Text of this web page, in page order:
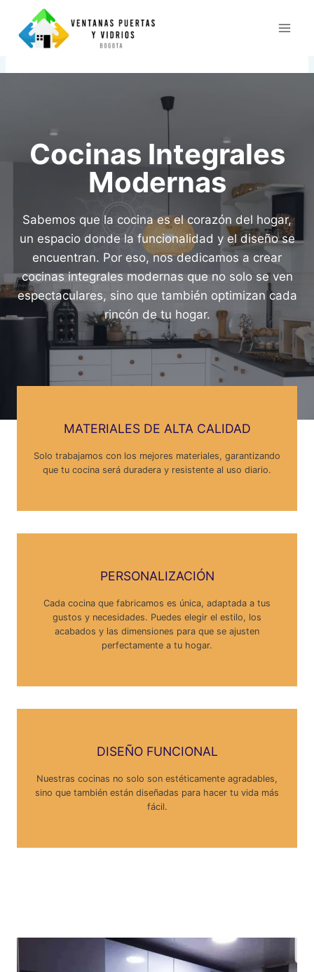
contenido
Cocinas Integrales
Modernas
Sabemos que la cocina es el corazón del hogar,
un espacio donde la funcionalidad y el diseño se
encuentran. Por eso, nos dedicamos a crear
cocinas integrales modernas que no solo se ven
espectaculares, sino que también optimizan cada
rincón de tu hogar.
MATERIALES DE ALTA CALIDAD
Solo trabajamos con los mejores materiales, garantizando
que tu cocina será duradera y resistente al uso diario.
PERSONALIZACIÓN
Cada cocina que fabricamos es única, adaptada a tus
gustos y necesidades. Puedes elegir el estilo, los
acabados y las dimensiones para que se ajusten
perfectamente a tu hogar.
DISEÑO FUNCIONAL
Nuestras cocinas no solo son estéticamente agradables,
sino que también están diseñadas para hacer tu vida más
fácil.